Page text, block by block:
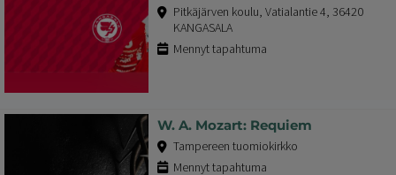
Pitkäjärven koulu, Vatialantie 4, 36420
KANGASALA
Mennyt tapahtuma
W. A. Mozart: Requiem
Tampereen tuomiokirkko
Mennyt tapahtuma